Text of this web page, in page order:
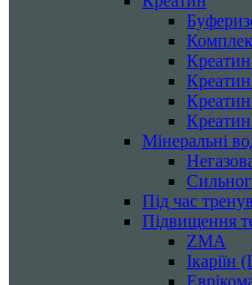
Креатин
Креатин
Мінеральні
Під час
Підвищення
ZMA
Ікаріїн